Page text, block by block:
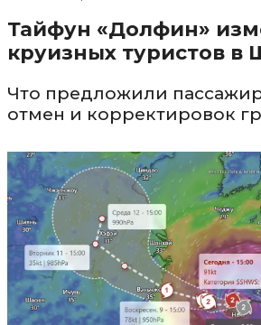
Тайфун «Долфин»
круизных туристов в
Что предложили
отмен и корректировок